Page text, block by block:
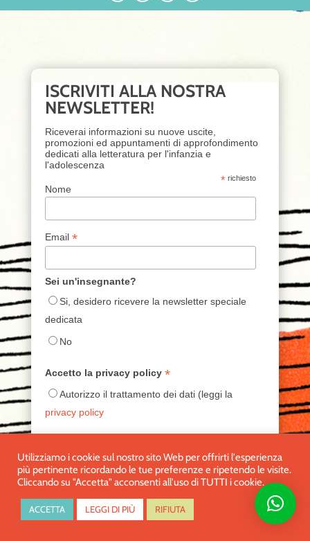
ISCRIVITI ALLA NOSTRA
NEWSLETTER!
Riceverai informazioni su nuove uscite,
promozioni ed appuntamenti di approfondimento
dedicati alla letteratura per l'infanzia e
l'adolescenza
* richiesto
Nome
Email *
Sei un'insegnante?
Si, desidero ricevere la newsletter speciale
dedicata
No
Accetto la privacy policy *
Autorizzo il trattamento dei dati (leggi la
privacy policy
Utilizziamo i cookie sul nostro sito Web per offrirti l'esperienza
più pertinente ricordando le tue preferenze e ripetendo le visite.
Cliccando su "Accetta" acconsenti all'uso di TUTTI i cookie.
ACCETTA LEGGI DI PIÙ RIFIUTA